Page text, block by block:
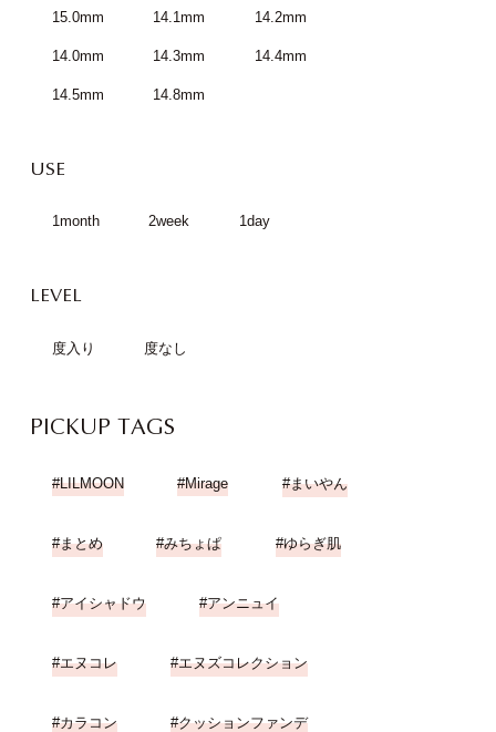
15.0mm 14.1mm 14.2mm
14.0mm 14.3mm 14.4mm
14.5mm 14.8mm
USE
1month 2week 1day
LEVEL
度入り 度なし
PICKUP TAGS
LILMOON Mirage まいやん
まとめ みちょぱ ゆらぎ肌
アイシャドウ アンニュイ
エヌコレ エヌズコレクション
カラコン クッションファンデ